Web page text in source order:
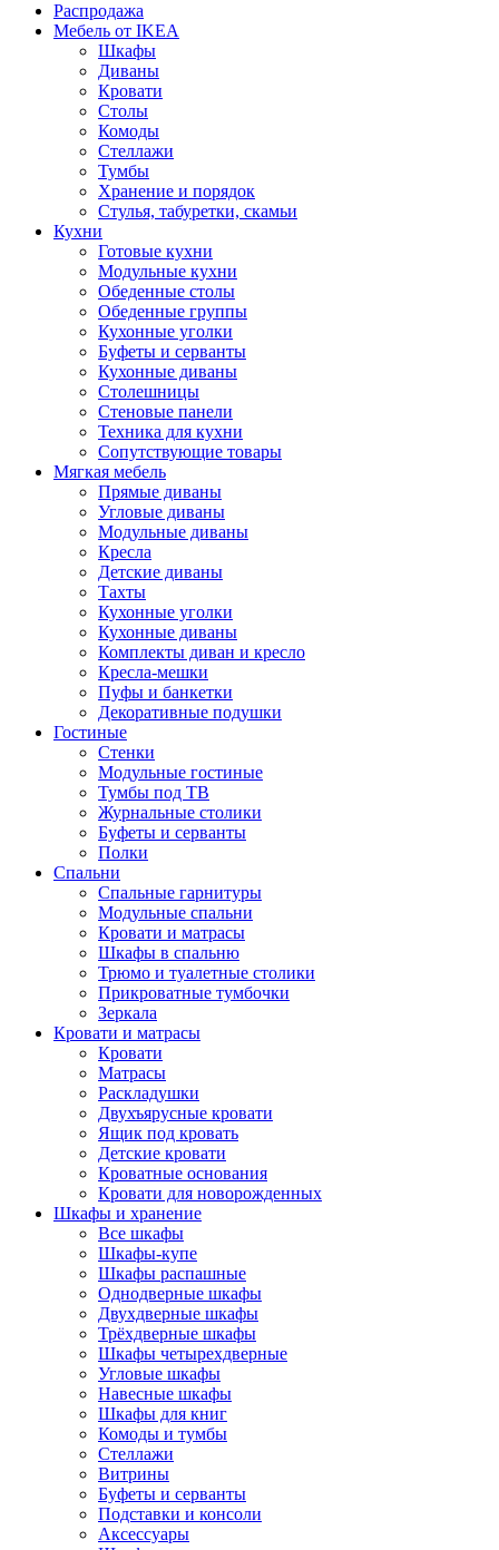
Распродажа
Мебель от IKEA
Шкафы
Диваны
Кровати
Столы
Комоды
Стеллажи
Тумбы
Хранение и порядок
Стулья, табуретки, скамьи
Кухни
Готовые кухни
Модульные кухни
Обеденные столы
Обеденные группы
Кухонные уголки
Буфеты и серванты
Кухонные диваны
Столешницы
Стеновые панели
Техника для кухни
Сопутствующие товары
Мягкая мебель
Прямые диваны
Угловые диваны
Модульные диваны
Кресла
Детские диваны
Тахты
Кухонные уголки
Кухонные диваны
Комплекты диван и кресло
Кресла-мешки
Пуфы и банкетки
Декоративные подушки
Гостиные
Стенки
Модульные гостиные
Тумбы под ТВ
Журнальные столики
Буфеты и серванты
Полки
Спальни
Спальные гарнитуры
Модульные спальни
Кровати и матрасы
Шкафы в спальню
Трюмо и туалетные столики
Прикроватные тумбочки
Зеркала
Кровати и матрасы
Кровати
Матрасы
Раскладушки
Двухъярусные кровати
Ящик под кровать
Детские кровати
Кроватные основания
Кровати для новорожденных
Шкафы и хранение
Все шкафы
Шкафы-купе
Шкафы распашные
Однодверные шкафы
Двухдверные шкафы
Трёхдверные шкафы
Шкафы четырехдверные
Угловые шкафы
Навесные шкафы
Шкафы для книг
Комоды и тумбы
Стеллажи
Витрины
Буфеты и серванты
Подставки и консоли
Аксессуары